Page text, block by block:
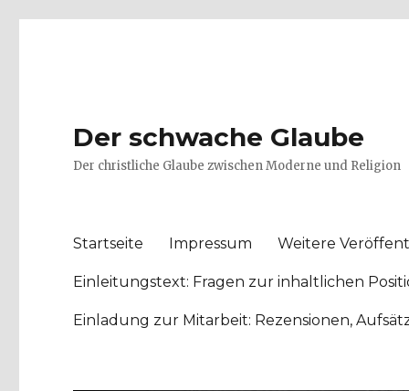
Der schwache Glaube
Der christliche Glaube zwischen Moderne und Religion
Startseite Impressum Weitere
Einleitungstext: Fragen zur inhaltlichen
Einladung zur Mitarbeit: Rezensionen,